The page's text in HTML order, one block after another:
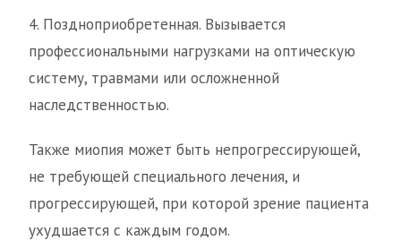
4. Поздноприобретенная. Вызывается
профессиональными нагрузками на оптическую
систему, травмами или осложненной
наследственностью.
Также миопия может быть непрогрессирующей,
не требующей специального лечения, и
прогрессирующей, при которой зрение пациента
ухудшается с каждым годом.